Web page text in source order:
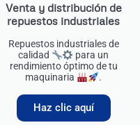
Venta y distribución de
repuestos industriales
Repuestos industriales de
calidad
para un
rendimiento óptimo de tu
maquinaria
.
Haz clic aquí